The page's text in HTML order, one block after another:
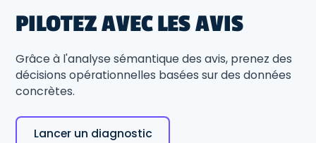
PILOTEZ AVEC LES AVIS
Grâce à l'analyse sémantique des avis, prenez des
décisions opérationnelles basées sur des données
concrètes.
Lancer un diagnostic